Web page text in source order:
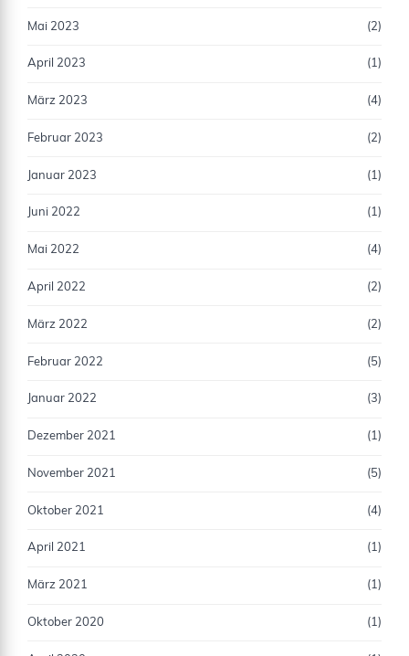
Mai 2023 (2)
April 2023 (1)
März 2023 (4)
Februar 2023 (2)
Januar 2023 (1)
Juni 2022 (1)
Mai 2022 (4)
April 2022 (2)
März 2022 (2)
Februar 2022 (5)
Januar 2022 (3)
Dezember 2021 (1)
November 2021 (5)
Oktober 2021 (4)
April 2021 (1)
März 2021 (1)
Oktober 2020 (1)